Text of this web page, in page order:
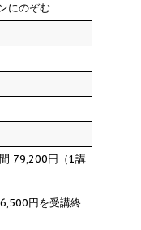
にのぞむ
79,200円（1講
円を受講終